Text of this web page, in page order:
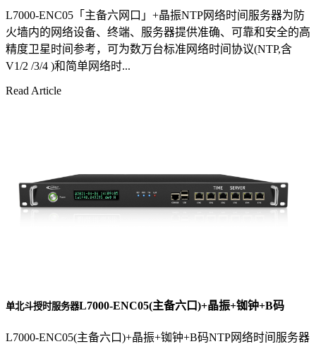
L7000-ENC05「主备六网口」+晶振NTP网络时间服务器为防
火墙内的网络设备、终端、服务器提供准确、可靠和安全的高
精度卫星时间参考，可为数万台标准网络时间协议(NTP,含
V1/2 /3/4 )和简单网络时...
Read Article
单北斗授时服务器L7000-ENC05(主备六口)+晶振+铷钟+B码
L7000-ENC05(主备六口)+晶振+铷钟+B码NTP网络时间服务器